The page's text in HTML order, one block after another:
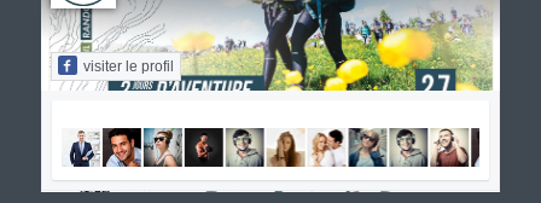
visiter le profil